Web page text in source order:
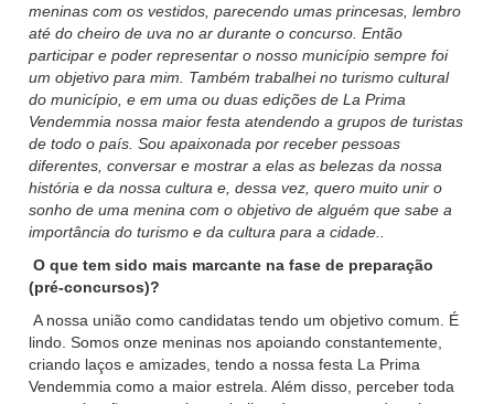
meninas com os vestidos, parecendo umas princesas, lembro
até do cheiro de uva no ar durante o concurso. Então
participar e poder representar o nosso município sempre foi
um objetivo para mim. Também trabalhei no turismo cultural
do município, e em uma ou duas edições de La Prima
Vendemmia nossa maior festa atendendo a grupos de turistas
de todo o país. Sou apaixonada por receber pessoas
diferentes, conversar e mostrar a elas as belezas da nossa
história e da nossa cultura e, dessa vez, quero muito unir o
sonho de uma menina com o objetivo de alguém que sabe a
importância do turismo e da cultura para a cidade..
O que tem sido mais marcante na fase de preparação
(pré-concursos)?
A nossa união como candidatas tendo um objetivo comum. É
lindo. Somos onze meninas nos apoiando constantemente,
criando laços e amizades, tendo a nossa festa La Prima
Vendemmia como a maior estrela. Além disso, perceber toda